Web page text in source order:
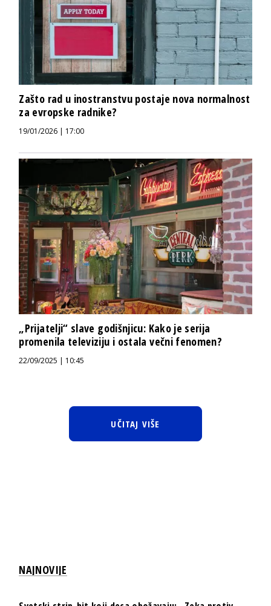
Zašto rad u inostranstvu postaje nova normalnost
za evropske radnike?
19/01/2026 | 17:00
„Prijatelji“ slave godišnjicu: Kako je serija
promenila televiziju i ostala večni fenomen?
22/09/2025 | 10:45
UČITAJ VIŠE
NAJNOVIJE